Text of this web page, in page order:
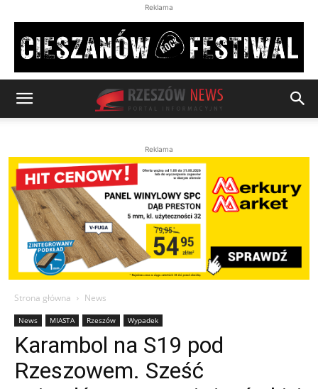
Reklama
Reklama
Strona główna News
News MIASTA Rzeszów Wypadek
Karambol na S19 pod
Rzeszowem. Sześć